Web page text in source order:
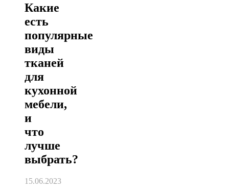
Какие
есть
популярные
виды
тканей
для
кухонной
мебели,
и
что
лучше
выбрать?
15.06.2023